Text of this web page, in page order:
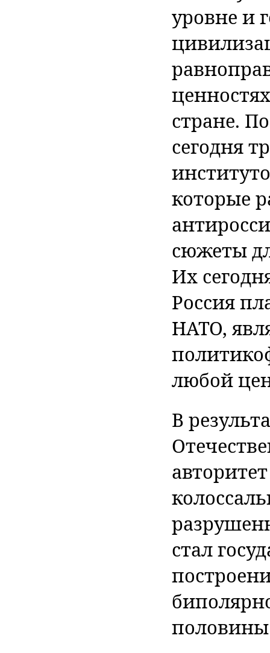
уровне и
стране.
сегодня
которые
сюжеты
Их
Россия
НАТО,
любой
В
стал
половины